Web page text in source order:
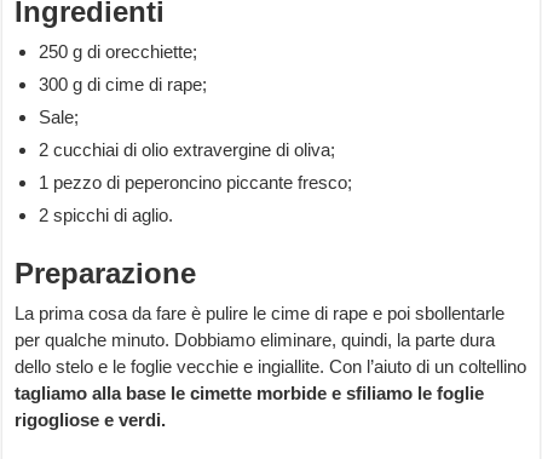
Ingredienti
250 g di orecchiette;
300 g di cime di rape;
Sale;
2 cucchiai di olio extravergine di oliva;
1 pezzo di peperoncino piccante fresco;
2 spicchi di aglio.
Preparazione
La prima cosa da fare è pulire le cime di rape e poi sbollentarle
per qualche minuto. Dobbiamo eliminare, quindi, la parte dura
dello stelo e le foglie vecchie e ingiallite. Con l’aiuto di un coltellino
tagliamo alla base le cimette morbide e sfiliamo le foglie
rigogliose e verdi.